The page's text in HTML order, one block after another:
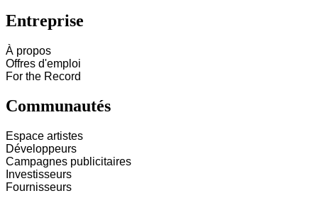
Entreprise
À propos
Offres d'emploi
For the Record
Communautés
Espace artistes
Développeurs
Campagnes publicitaires
Investisseurs
Fournisseurs